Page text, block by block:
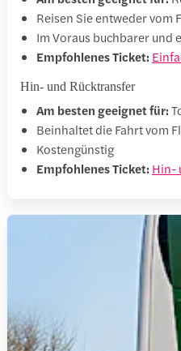
Reisen Sie entweder vom
Im Voraus buchbarer und
Empfohlenes Ticket:
Hin- und Rücktransfer
Am besten geeignet für:
Beinhaltet die Fahrt vom
Kostengünstig
Empfohlenes Ticket: Hin-